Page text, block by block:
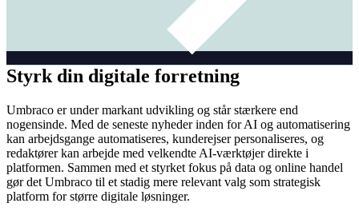
Styrk din digitale forretning
Umbraco er under markant udvikling og står stærkere end
nogensinde. Med de seneste nyheder inden for AI og automatisering
kan arbejdsgange automatiseres, kunderejser personaliseres, og
redaktører kan arbejde med velkendte AI-værktøjer direkte i
platformen. Sammen med et styrket fokus på data og online handel
gør det Umbraco til et stadig mere relevant valg som strategisk
platform for større digitale løsninger.